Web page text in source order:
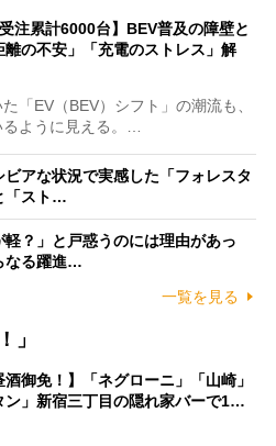
受注累計6000台】BEV普及の障壁と
離の不安」「充電のストレス」解
「EV（BEV）シフト」の潮流も、
ように見える。…
ビアな状況で実感した「フォレスタ
「スト…
？」と戸惑うのには理由があっ
なる躍進…
一覧を見る
」
酒御免！】「ネグローニ」「山崎」
ン」新宿三丁目の隠れ家バーで1…